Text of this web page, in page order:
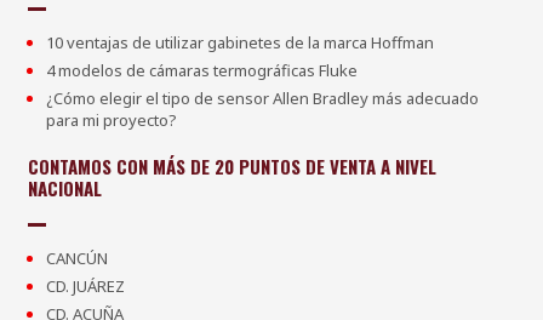
10 ventajas de utilizar gabinetes de la marca Hoffman
4 modelos de cámaras termográficas Fluke
¿Cómo elegir el tipo de sensor Allen Bradley más adecuado
para mi proyecto?
CONTAMOS CON MÁS DE 20 PUNTOS DE VENTA A NIVEL
NACIONAL
CANCÚN
CD. JUÁREZ
CD. ACUÑA